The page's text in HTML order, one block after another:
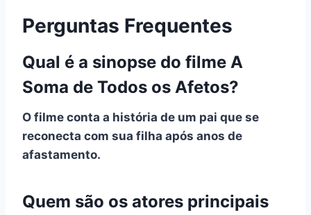
Perguntas Frequentes
Qual é a sinopse do filme A
Soma de Todos os Afetos?
O filme conta a história de um pai que se
reconecta com sua filha após anos de
afastamento.
Quem são os atores principais